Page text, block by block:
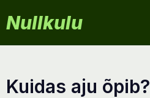
Nullkulu
kuidas aju õpib?